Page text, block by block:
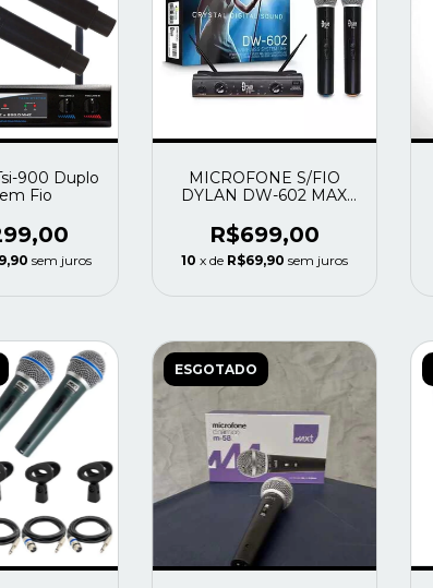
900 Duplo
Fio
sem juros
MICROFONE S/FIO
DYLAN DW-602 MAX
R$699,00
10 x de R$69,90 sem juros
ESGOTADO